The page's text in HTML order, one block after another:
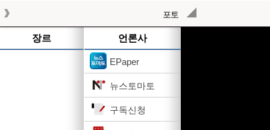
포토
장르 언론사
EPaper
뉴스토마토
구독신청
작성된 기사가 없습니다.